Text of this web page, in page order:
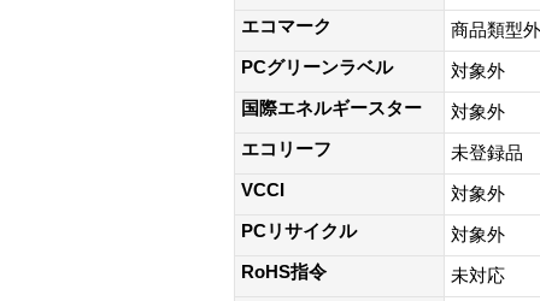
エコマーク
商品類型外
PCグリーンラベル
対象外
国際エネルギースター
対象外
エコリーフ
未登録品
VCCI
対象外
PCリサイクル
対象外
RoHS指令
未対応